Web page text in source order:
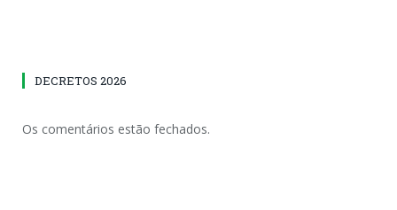
DECRETOS 2026
Os comentários estão fechados.